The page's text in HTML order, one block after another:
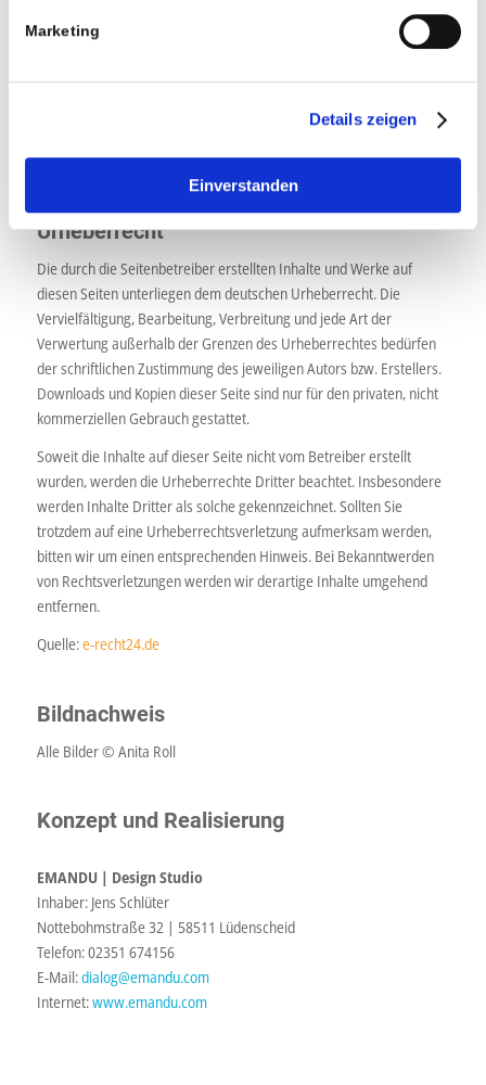
Marketing
Details zeigen
Einverstanden
Zeitpunkt der Verlinkung auf mögliche Rechtsverstöße überprüft.
Rechtswidrige Inhalte waren zum Zeitpunkt der Verlinkung nicht
jedoch ohne konkrete Anhaltspunkte einer Rechtsverletzung nicht
derartige Links umgehend entfernen.
Urheberrecht
Die durch die Seitenbetreiber erstellten Inhalte und Werke auf
diesen Seiten unterliegen dem deutschen Urheberrecht. Die
Vervielfältigung, Bearbeitung, Verbreitung und jede Art der
Verwertung außerhalb der Grenzen des Urheberrechtes bedürfen
der schriftlichen Zustimmung des jeweiligen Autors bzw. Erstellers.
Downloads und Kopien dieser Seite sind nur für den privaten, nicht
kommerziellen Gebrauch gestattet.
Soweit die Inhalte auf dieser Seite nicht vom Betreiber erstellt
wurden, werden die Urheberrechte Dritter beachtet. Insbesondere
werden Inhalte Dritter als solche gekennzeichnet. Sollten Sie
trotzdem auf eine Urheberrechtsverletzung aufmerksam werden,
bitten wir um einen entsprechenden Hinweis. Bei Bekanntwerden
von Rechtsverletzungen werden wir derartige Inhalte umgehend
entfernen.
Quelle:e-recht24.de
Bildnachweis
Alle Bilder © Anita Roll
Konzept und Realisierung
EMANDU | Design Studio
Inhaber: Jens Schlüter
Nottebohmstraße 32 | 58511 Lüdenscheid
Telefon: 02351 674156
E-Mail:dialog@emandu.com
Internet:www.emandu.com